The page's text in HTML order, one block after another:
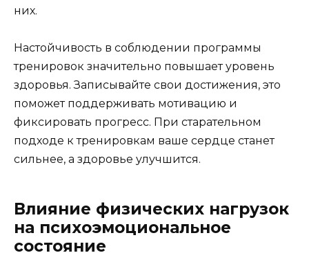
них.
Настойчивость в соблюдении программы
тренировок значительно повышает уровень
здоровья. Записывайте свои достижения, это
поможет поддерживать мотивацию и
фиксировать прогресс. При старательном
подходе к тренировкам ваше сердце станет
сильнее, а здоровье улучшится.
Влияние физических нагрузок
на психоэмоциональное
состояние